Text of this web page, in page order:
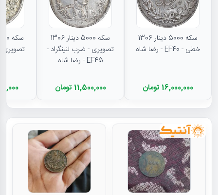
سکه 5000 دینار 1306
خطی - EF40 - رضا شاه
16,000,000 تومان
سکه 5000 دینار 1306
تصویری - ضرب لنینگراد -
EF45 - رضا شاه
11,500,000 تومان